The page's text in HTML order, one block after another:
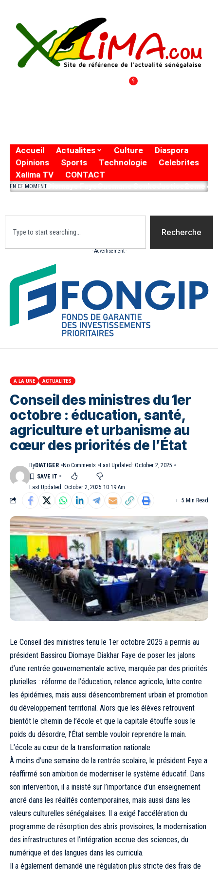
9
Accueil Actualites Culture
Diaspora
Opinions
Sports Technologie
Celebrites
Xalima TV
CONTACT
EN CE MOMENTDiomaye FayeOusmane SonkoJustice2eme
Recherche
- Advertisement -
A LA UNE ACTUALITES
Conseil des ministres du 1er
octobre : éducation, santé,
agriculture et urbanisme au
cœur des priorités de l’État
Last Updated: October 2, 2025 10:19 Am
ByDIATIGER No Comments Last Updated: October 2, 2025
5 Min Read
Le Conseil des ministres tenu le 1er octobre 2025 a permis au
président Bassirou Diomaye Diakhar Faye de poser les jalons
d’une rentrée gouvernementale active, marquée par des priorités
plurielles : réforme de l’éducation, relance agricole, lutte contre
les épidémies, mais aussi désencombrement urbain et promotion
du développement territorial. Alors que les élèves retrouvent
bientôt le chemin de l’école et que la capitale étouffe sous le
poids du désordre, l’État semble vouloir reprendre la main.
L’école au cœur de la transformation nationale
À moins d’une semaine de la rentrée scolaire, le président Faye a
réaffirmé son ambition de moderniser le système éducatif. Dans
son intervention, il a insisté sur l’importance d’un enseignement
ancré dans les réalités contemporaines, mais aussi dans les
valeurs culturelles sénégalaises. Il a exigé l’accélération du
programme de résorption des abris provisoires, la modernisation
des infrastructures et l’intégration accrue des sciences, du
numérique et des langues dans les curricula.
Il a également demandé une régulation plus stricte des frais de